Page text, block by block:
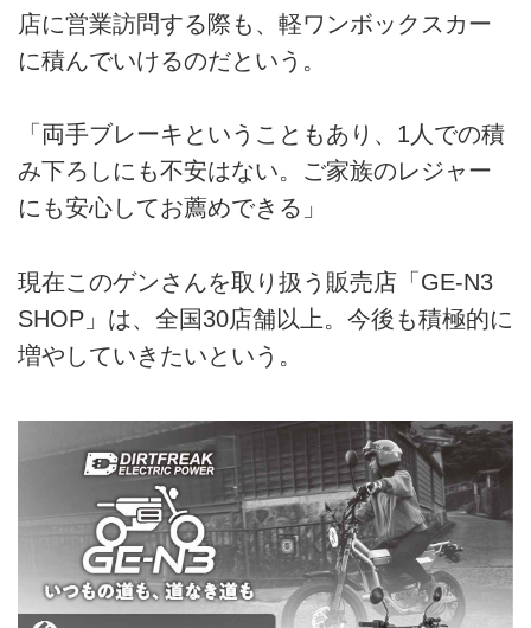
店に営業訪問する際も、軽ワンボックスカー
に積んでいけるのだという。
「両手ブレーキということもあり、1人での積
み下ろしにも不安はない。ご家族のレジャー
にも安心してお薦めできる」
現在このゲンさんを取り扱う販売店「GE-N3
SHOP」は、全国30店舗以上。今後も積極的に
増やしていきたいという。